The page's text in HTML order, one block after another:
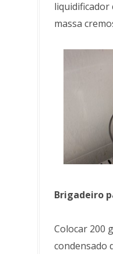
liquidificador
massa
Brigadeiro
Colocar 200
condensado